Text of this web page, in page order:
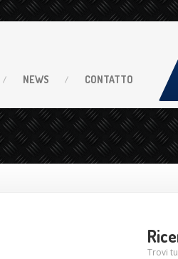
NEWS CONTATTO
Trovi